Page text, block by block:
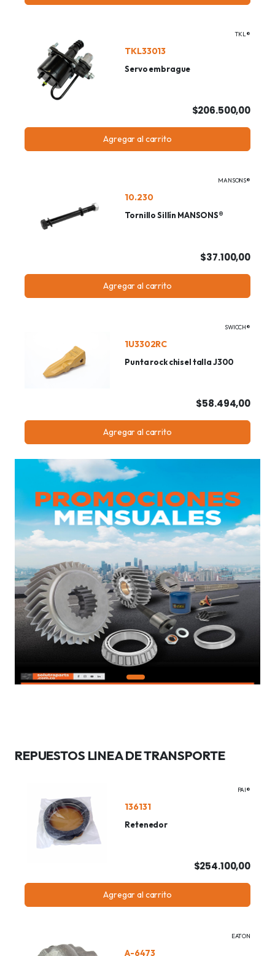
TKL®
TKL33013
Servo embrague
$206.500,00
Agregar al carrito
MANSONS®
10.230
Tornillo Sillín MANSONS®
$37.100,00
Agregar al carrito
SWICCH®
1U3302RC
Punta rock chisel talla J300
$58.494,00
Agregar al carrito
REPUESTOS LINEA DE TRANSPORTE
PAI®
136131
Retenedor
$254.100,00
Agregar al carrito
EATON
A-6473